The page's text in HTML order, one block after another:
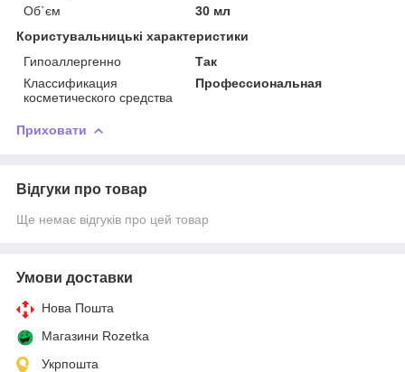
Об`єм
30 мл
Користувальницькі характеристики
Гипоаллергенно
Так
Классификация
косметического средства
Профессиональная
Приховати
Відгуки про товар
Ще немає відгуків про цей товар
Умови доставки
Нова Пошта
Магазини Rozetka
Укрпошта